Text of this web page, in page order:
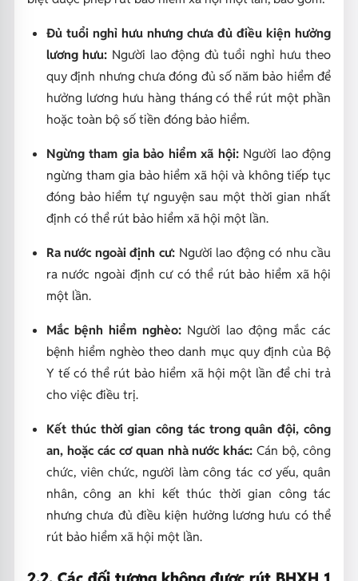
Đủ tuổi nghỉ hưu nhưng chưa đủ điều kiện hưởng
lương hưu: Người lao động đủ tuổi nghỉ hưu theo
quy định nhưng chưa đóng đủ số năm bảo hiểm để
hưởng lương hưu hàng tháng có thể rút một phần
hoặc toàn bộ số tiền đóng bảo hiểm.
Ngừng tham gia bảo hiểm xã hội: Người lao động
ngừng tham gia bảo hiểm xã hội và không tiếp tục
đóng bảo hiểm tự nguyện sau một thời gian nhất
định có thể rút bảo hiểm xã hội một lần.
Ra nước ngoài định cư: Người lao động có nhu cầu
ra nước ngoài định cư có thể rút bảo hiểm xã hội
một lần.
Mắc bệnh hiểm nghèo: Người lao động mắc các
bệnh hiểm nghèo theo danh mục quy định của Bộ
Y tế có thể rút bảo hiểm xã hội một lần để chi trả
cho việc điều trị.
Kết thúc thời gian công tác trong quân đội, công
an, hoặc các cơ quan nhà nước khác:Cán bộ, công
chức, viên chức, người làm công tác cơ yếu, quân
nhân, công an khi kết thúc thời gian công tác
nhưng chưa đủ điều kiện hưởng lương hưu có thể
rút bảo hiểm xã hội một lần.